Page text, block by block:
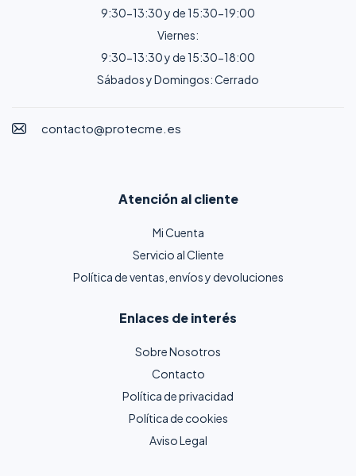
9:30-13:30 y de 15:30-19:00
Viernes:
9:30-13:30 y de 15:30-18:00
Sábados y Domingos: Cerrado
contacto@protecme.es
Atención al cliente
Mi Cuenta
Servicio al Cliente
Política de ventas, envíos y devoluciones
Enlaces de interés
Sobre Nosotros
Contacto
Política de privacidad
Política de cookies
Aviso Legal